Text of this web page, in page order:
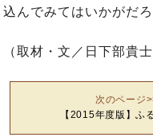
込んでみてはいかがだろ
（取材・文／日下部貴
次のページ
【2015年度版】ふ